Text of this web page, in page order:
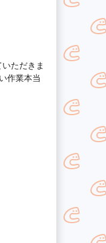
ただきま
作業本当